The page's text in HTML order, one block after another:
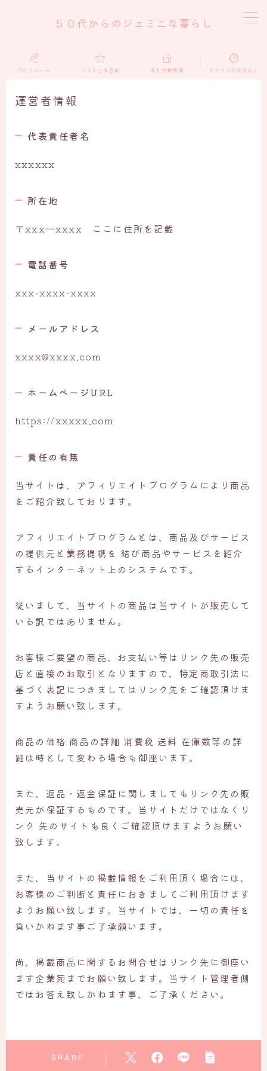
５０代からのジェミニな暮らし
プロフィール ジェミニな日常 北九州特派員 キャリアの引き出し
運営者情報
代表責任者名
xxxxxx
所在地
〒xxx―xxxx ここに住所を記載
電話番号
xxx-xxxx-xxxx
メールアドレス
xxxx@xxxx.com
ホームページURL
https://xxxxx.com
責任の有無
当サイトは、アフィリエイトプログラムにより商品
をご紹介致しております。
アフィリエイトプログラムとは、商品及びサービス
の提供元と業務提携を 結び商品やサービスを紹介
するインターネット上のシステムです。
従いまして、当サイトの商品は当サイトが販売して
いる訳ではありません。
お客様ご要望の商品、お支払い等はリンク先の販売
店と直接のお取引となりますので、特定商取引法に
基づく表記につきましてはリンク先をご確認頂けま
すようお願い致します。
商品の価格 商品の詳細 消費税 送料 在庫数等の詳
細は時として変わる場合も御座います。
また、返品・返金保証に関しましてもリンク先の販
売元が保証するものです。当サイトだけではなくリ
ンク 先のサイトも良くご確認頂けますようお願い
致します。
また、当サイトの掲載情報をご利用頂く場合には、
お客様のご判断と責任におきましてご利用頂けます
ようお願い致します。当サイトでは、一切の責任を
負いかねます事ご了承願います。
尚、掲載商品に関するお問合せはリンク先に御座い
ます企業宛までお願い致します。当サイト管理者側
ではお答え致しかねます事、ご了承ください。
SHARE